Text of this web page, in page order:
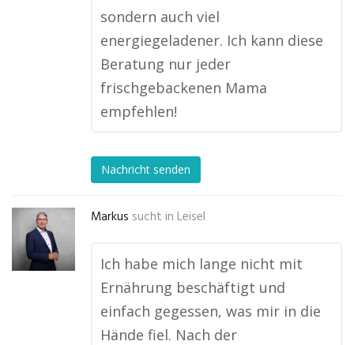
sondern auch viel
energiegeladener. Ich kann diese
Beratung nur jeder
frischgebackenen Mama
empfehlen!
Nachricht senden
Markus sucht in Leisel
Ich habe mich lange nicht mit
Ernährung beschäftigt und
einfach gegessen, was mir in die
Hände fiel. Nach der